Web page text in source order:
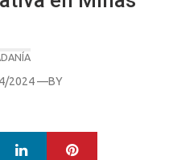
2024—BY
LinkedIn